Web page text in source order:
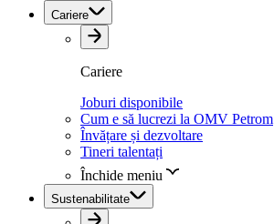
Cariere
Cariere
Joburi disponibile
Cum e să lucrezi la OMV Petrom
Învățare și dezvoltare
Tineri talentați
Închide meniu
Sustenabilitate